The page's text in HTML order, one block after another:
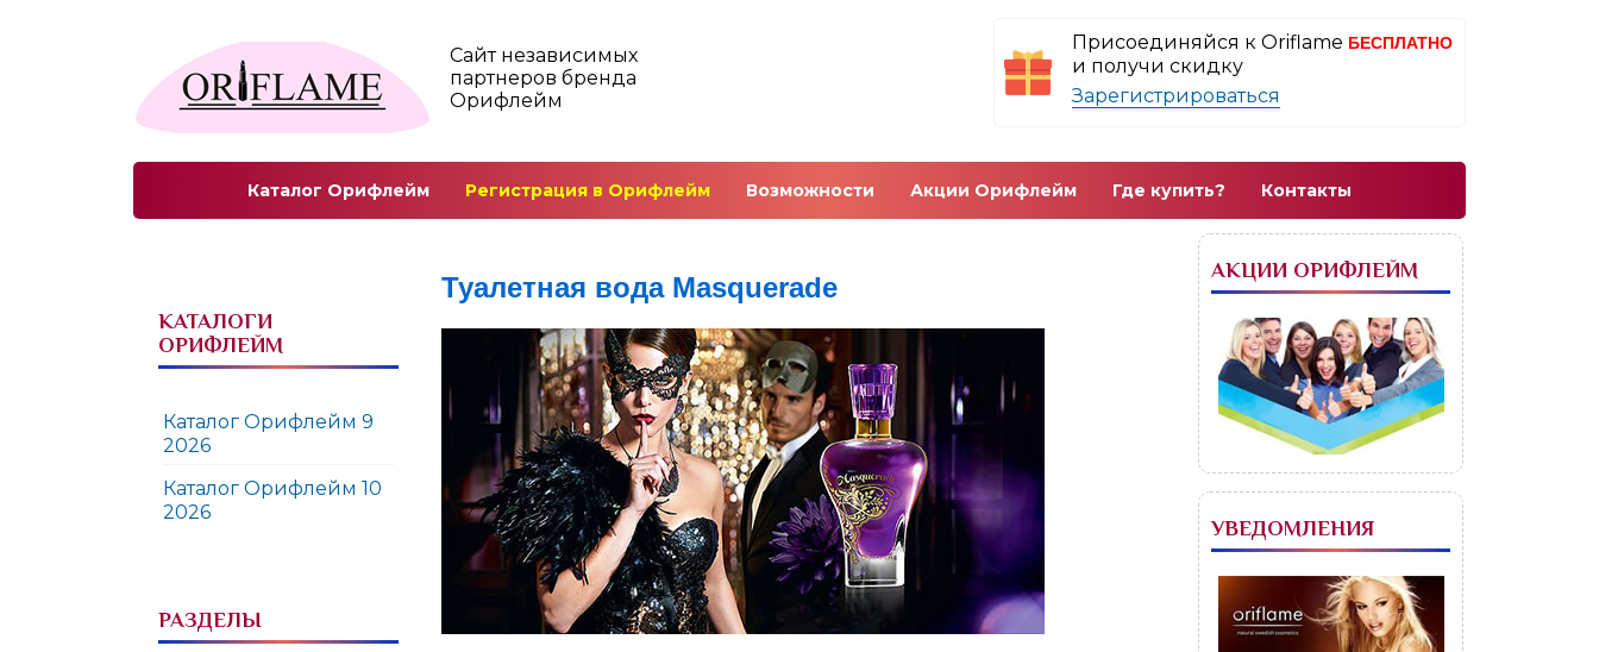
Сайт независимых
партнеров бренда
Орифлейм
Присоединяйся к Oriflame БЕСПЛАТНО
и получи скидку
Зарегистрироваться
Каталог Орифлейм Регистрация в Орифлейм Возможности Акции Орифлейм Где купить? Контакты
КАТАЛОГИ
ОРИФЛЕЙМ
Каталог Орифлейм 9
2026
Каталог Орифлейм 10
2026
РАЗДЕЛЫ
Туалетная вода Masquerade
АКЦИИ ОРИФЛЕЙМ
УВЕДОМЛЕНИЯ